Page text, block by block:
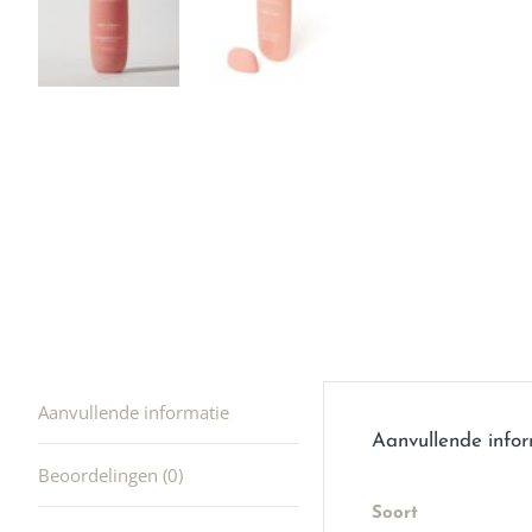
ook
Aanvullende informatie
Beoordelingen (0)
Aanvullende
Soort